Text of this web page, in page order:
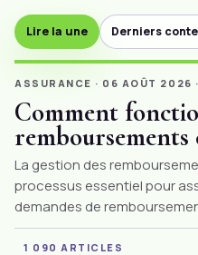
Lire la une Derniers
ASSURANCE · 06 AOÛT 2026 ·
Comment
remboursements
La gestion des
processus essentiel pour
demandes de
1 090 ARTICLES